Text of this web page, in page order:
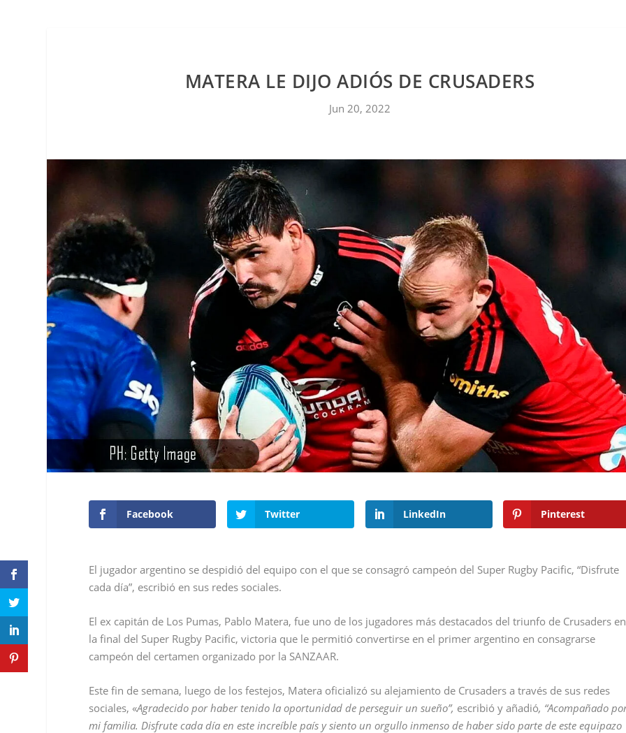
MATERA LE DIJO ADIÓS DE CRUSADERS
Jun 20, 2022
Facebook Twitter LinkedIn Pinterest
El jugador argentino se despidió del equipo con el que se consagró campeón del Super Rugby Pacific, “Disfrute
cada día”, escribió en sus redes sociales.
El ex capitán de Los Pumas, Pablo Matera, fue uno de los jugadores más destacados del triunfo de Crusaders en
la final del Super Rugby Pacific, victoria que le permitió convertirse en el primer argentino en consagrarse
campeón del certamen organizado por la SANZAAR.
Este fin de semana, luego de los festejos, Matera oficializó su alejamiento de Crusaders a través de sus redes
sociales, «Agradecido por haber tenido la oportunidad de perseguir un sueño”, escribió y añadió, “Acompañado
mi familia. Disfrute cada día en este increíble país y siento un orgullo inmenso de haber sido parte de este equipazo